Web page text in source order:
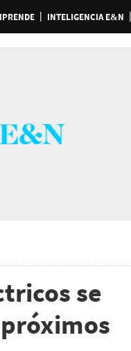
INTELIGENCIA E&N
se